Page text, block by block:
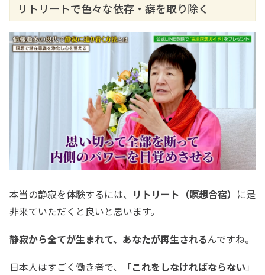
リトリートで色々な依存・癖を取り除く
本当の静寂を体験するには、 リトリート（瞑想合宿） に是
非来ていただくと良いと思います。
静寂から全てが生まれて、あなたが再生されるんですね。
日本人はすごく働き者で、「これをしなければならない 」